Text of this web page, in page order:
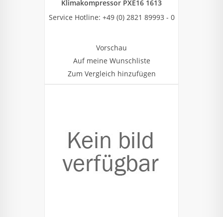
Klimakompressor PXE16 1613
Service Hotline: +49 (0) 2821 89993 - 0
Vorschau
Auf meine Wunschliste
Zum Vergleich hinzufügen